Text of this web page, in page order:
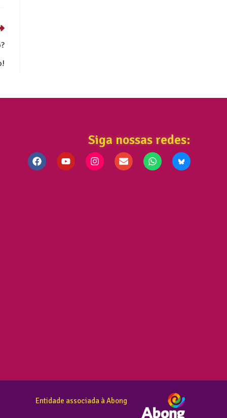
Siga nossas redes:
Entidade associada à Abong